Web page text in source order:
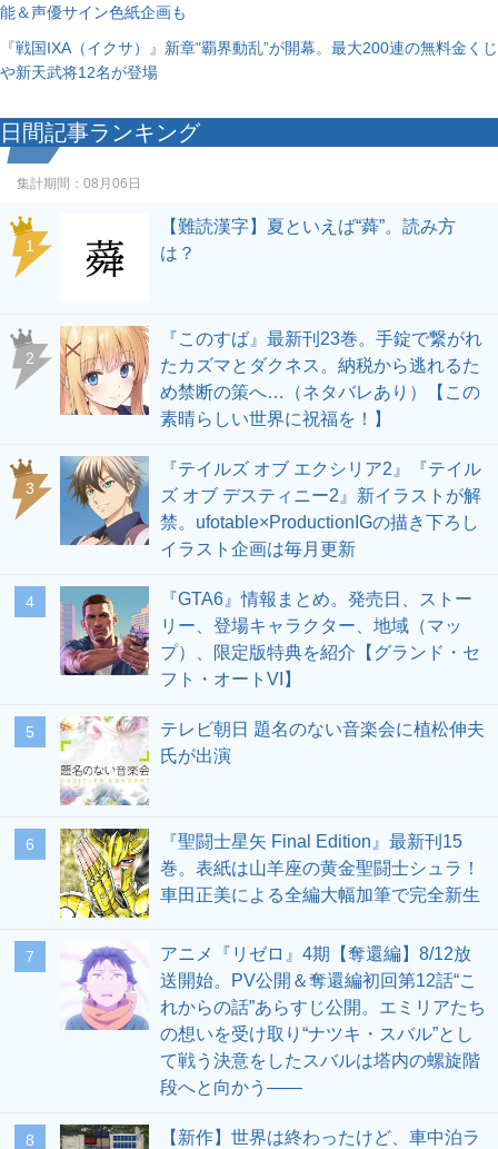
能＆声優サイン色紙企画も
『戦国IXA（イクサ）』新章"覇界動乱”が開幕。最大200連の無料金くじ
や新天武将12名が登場
日間記事ランキング
集計期間： 08月06日
1
【難読漢字】夏といえば“蕣”。読み方
は？
2
『このすば』最新刊23巻。手錠で繋がれ
たカズマとダクネス。納税から逃れるた
め禁断の策へ…（ネタバレあり）【この
素晴らしい世界に祝福を！】
3
『テイルズ オブ エクシリア2』『テイル
ズ オブ デスティニー2』新イラストが解
禁。ufotable×ProductionIGの描き下ろし
イラスト企画は毎月更新
4
『GTA6』情報まとめ。発売日、ストー
リー、登場キャラクター、地域（マッ
プ）、限定版特典を紹介【グランド・セ
フト・オートVI】
5
テレビ朝日 題名のない音楽会に植松伸夫
氏が出演
6
『聖闘士星矢 Final Edition』最新刊15
巻。表紙は山羊座の黄金聖闘士シュラ！
車田正美による全編大幅加筆で完全新生
7
アニメ『リゼロ』4期【奪還編】8/12放
送開始。PV公開＆奪還編初回第12話“こ
れからの話”あらすじ公開。エミリアたち
の想いを受け取り“ナツキ・スバル”とし
て戦う決意をしたスバルは塔内の螺旋階
段へと向かう――
8
【新作】世界は終わったけど、車中泊ラ